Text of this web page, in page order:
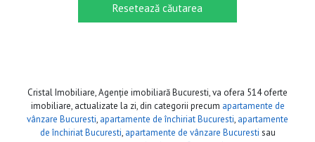
Resetează căutarea
Cristal Imobiliare, Agenție imobiliară Bucuresti, va ofera 514 oferte
imobiliare, actualizate la zi, din categorii precum apartamente de
vânzare Bucuresti, apartamente de închiriat Bucuresti, apartamente
de închiriat Bucuresti, apartamente de vânzare Bucuresti sau